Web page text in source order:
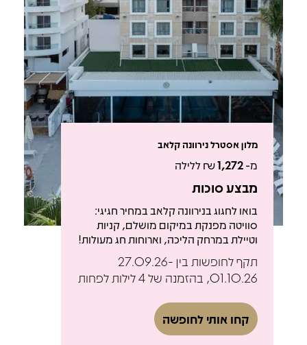
מלון אסטרל נירוונה קלאב
מ-1,272₪ ללילה
מבצע סוכות
בואו לחגוג בנירוונה קלאב במחיר חגיגי:
סוויטה מפנקת במיקום מושלם, קניות
וטיילת במרחק הליכה, וארוחות חג מעולות!
תקף לחופשות בין 27.09.26-
01.10.26, בהזמנה של 4 לילות לפחות
קחו אותי לחופשה